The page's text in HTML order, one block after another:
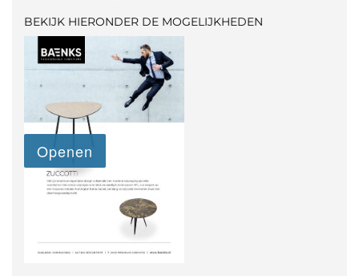
BEKIJK HIERONDER DE MOGELIJKHEDEN